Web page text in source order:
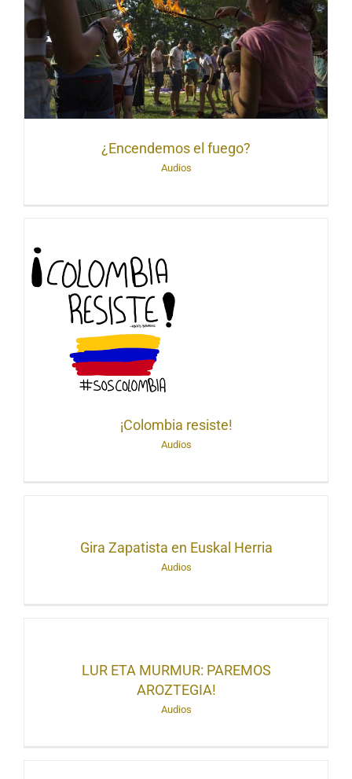
¿Encendemos el fuego?
Audios
¡Colombia resiste!
Audios
Gira Zapatista en Euskal Herria
Audios
LUR ETA MURMUR: PAREMOS
AROZTEGIA!
Audios